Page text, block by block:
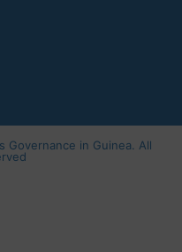
Governance in Guinea. All